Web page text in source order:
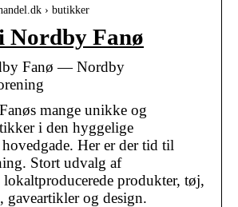
› butikker
Nordby Fanø
Fanø — Nordby
mange unikke og
i den hyggelige
hovedgade. Her er der tid til
Stort udvalg af
produkter, tøj,
og design.